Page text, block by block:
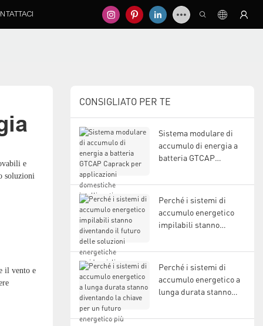
e
soluzioni
il vento e
CONSIGLIATO PER TE
Sistema modulare di
accumulo di energia a
batteria GTCAP
applicazioni
domestiche intelligenti
Perché i sistemi di
accumulo energetico
impilabili stanno
delle soluzioni
energetiche
Perché i sistemi di
accumulo energetico a
lunga durata stanno
un futuro energetico